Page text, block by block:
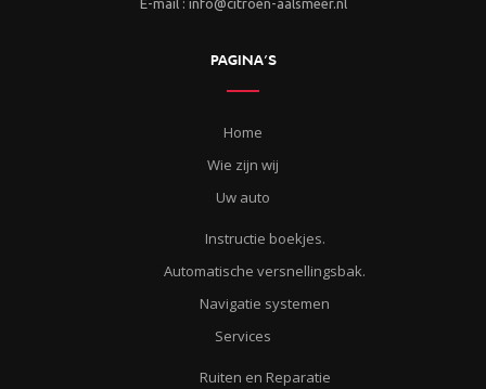
E-mail : info@citroen-aalsmeer.nl
PAGINA’S
Home
Wie zijn wij
Uw auto
Instructie boekjes.
Automatische versnellingsbak.
Navigatie systemen
Services
Ruiten en Reparatie